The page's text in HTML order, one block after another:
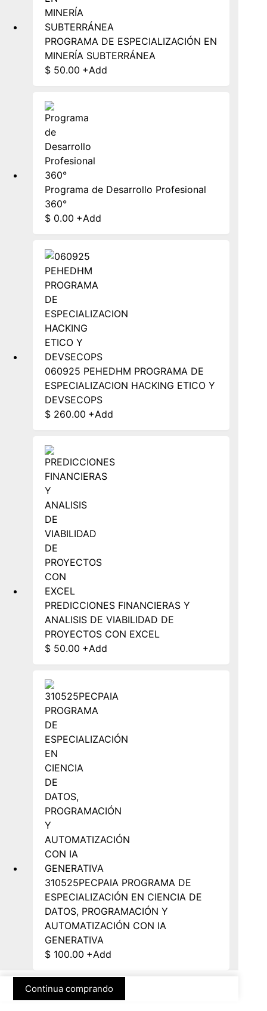
PROGRAMA DE ESPECIALIZACIÓN EN
MINERÍA SUBTERRÁNEA
$ 50.00 +Add
Programa de Desarrollo Profesional
360°
$ 0.00 +Add
060925 PEHEDHM PROGRAMA DE
ESPECIALIZACION HACKING ETICO Y
DEVSECOPS
$ 260.00 +Add
PREDICCIONES FINANCIERAS Y
ANALISIS DE VIABILIDAD DE
PROYECTOS CON EXCEL
$ 50.00 +Add
310525PECPAIA PROGRAMA DE
ESPECIALIZACIÓN EN CIENCIA DE
DATOS, PROGRAMACIÓN Y
AUTOMATIZACIÓN CON IA
GENERATIVA
$ 100.00 +Add
Continua comprando